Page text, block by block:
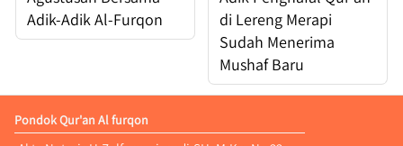
Adik-Adik Al-Furqon
di Lereng Merapi
Sudah Menerima
Mushaf Baru
Pondok Qur'an Al furqon